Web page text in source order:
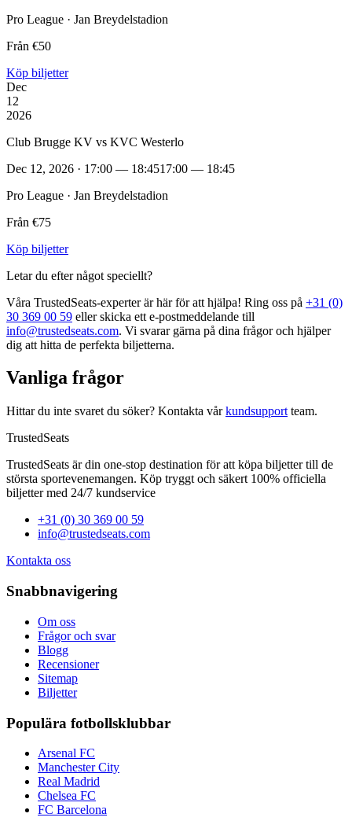
Pro League · Jan Breydelstadion
Från €50
Köp biljetter
Dec
12
2026
Club Brugge KV vs KVC Westerlo
Dec 12, 2026 · 17:00 — 18:4517:00 — 18:45
Pro League · Jan Breydelstadion
Från €75
Köp biljetter
Letar du efter något speciellt?
Våra TrustedSeats‑experter är här för att hjälpa! Ring oss på +31 (0)
30 369 00 59 eller skicka ett e‑postmeddelande till
info@trustedseats.com. Vi svarar gärna på dina frågor och hjälper
dig att hitta de perfekta biljetterna.
Vanliga frågor
Hittar du inte svaret du söker? Kontakta vårkundsupport team.
TrustedSeats
TrustedSeats är din one-stop destination för att köpa biljetter till de
största sportevenemangen. Köp tryggt och säkert 100% officiella
biljetter med 24/7 kundservice
+31 (0) 30 369 00 59
info@trustedseats.com
Kontakta oss
Snabbnavigering
Om oss
Frågor och svar
Blogg
Recensioner
Sitemap
Biljetter
Populära fotbollsklubbar
Arsenal FC
Manchester City
Real Madrid
Chelsea FC
FC Barcelona